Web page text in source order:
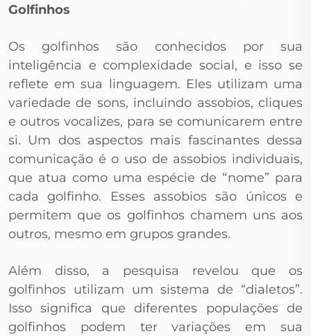
Golfinhos
Os golfinhos são conhecidos por sua
inteligência e complexidade social, e isso se
reflete em sua linguagem. Eles utilizam uma
variedade de sons, incluindo assobios, cliques
e outros vocalizes, para se comunicarem entre
si. Um dos aspectos mais fascinantes dessa
comunicação é o uso de assobios individuais,
que atua como uma espécie de “nome” para
cada golfinho. Esses assobios são únicos e
permitem que os golfinhos chamem uns aos
outros, mesmo em grupos grandes.
Além disso, a pesquisa revelou que os
golfinhos utilizam um sistema de “dialetos”.
Isso significa que diferentes populações de
golfinhos podem ter variações em sua